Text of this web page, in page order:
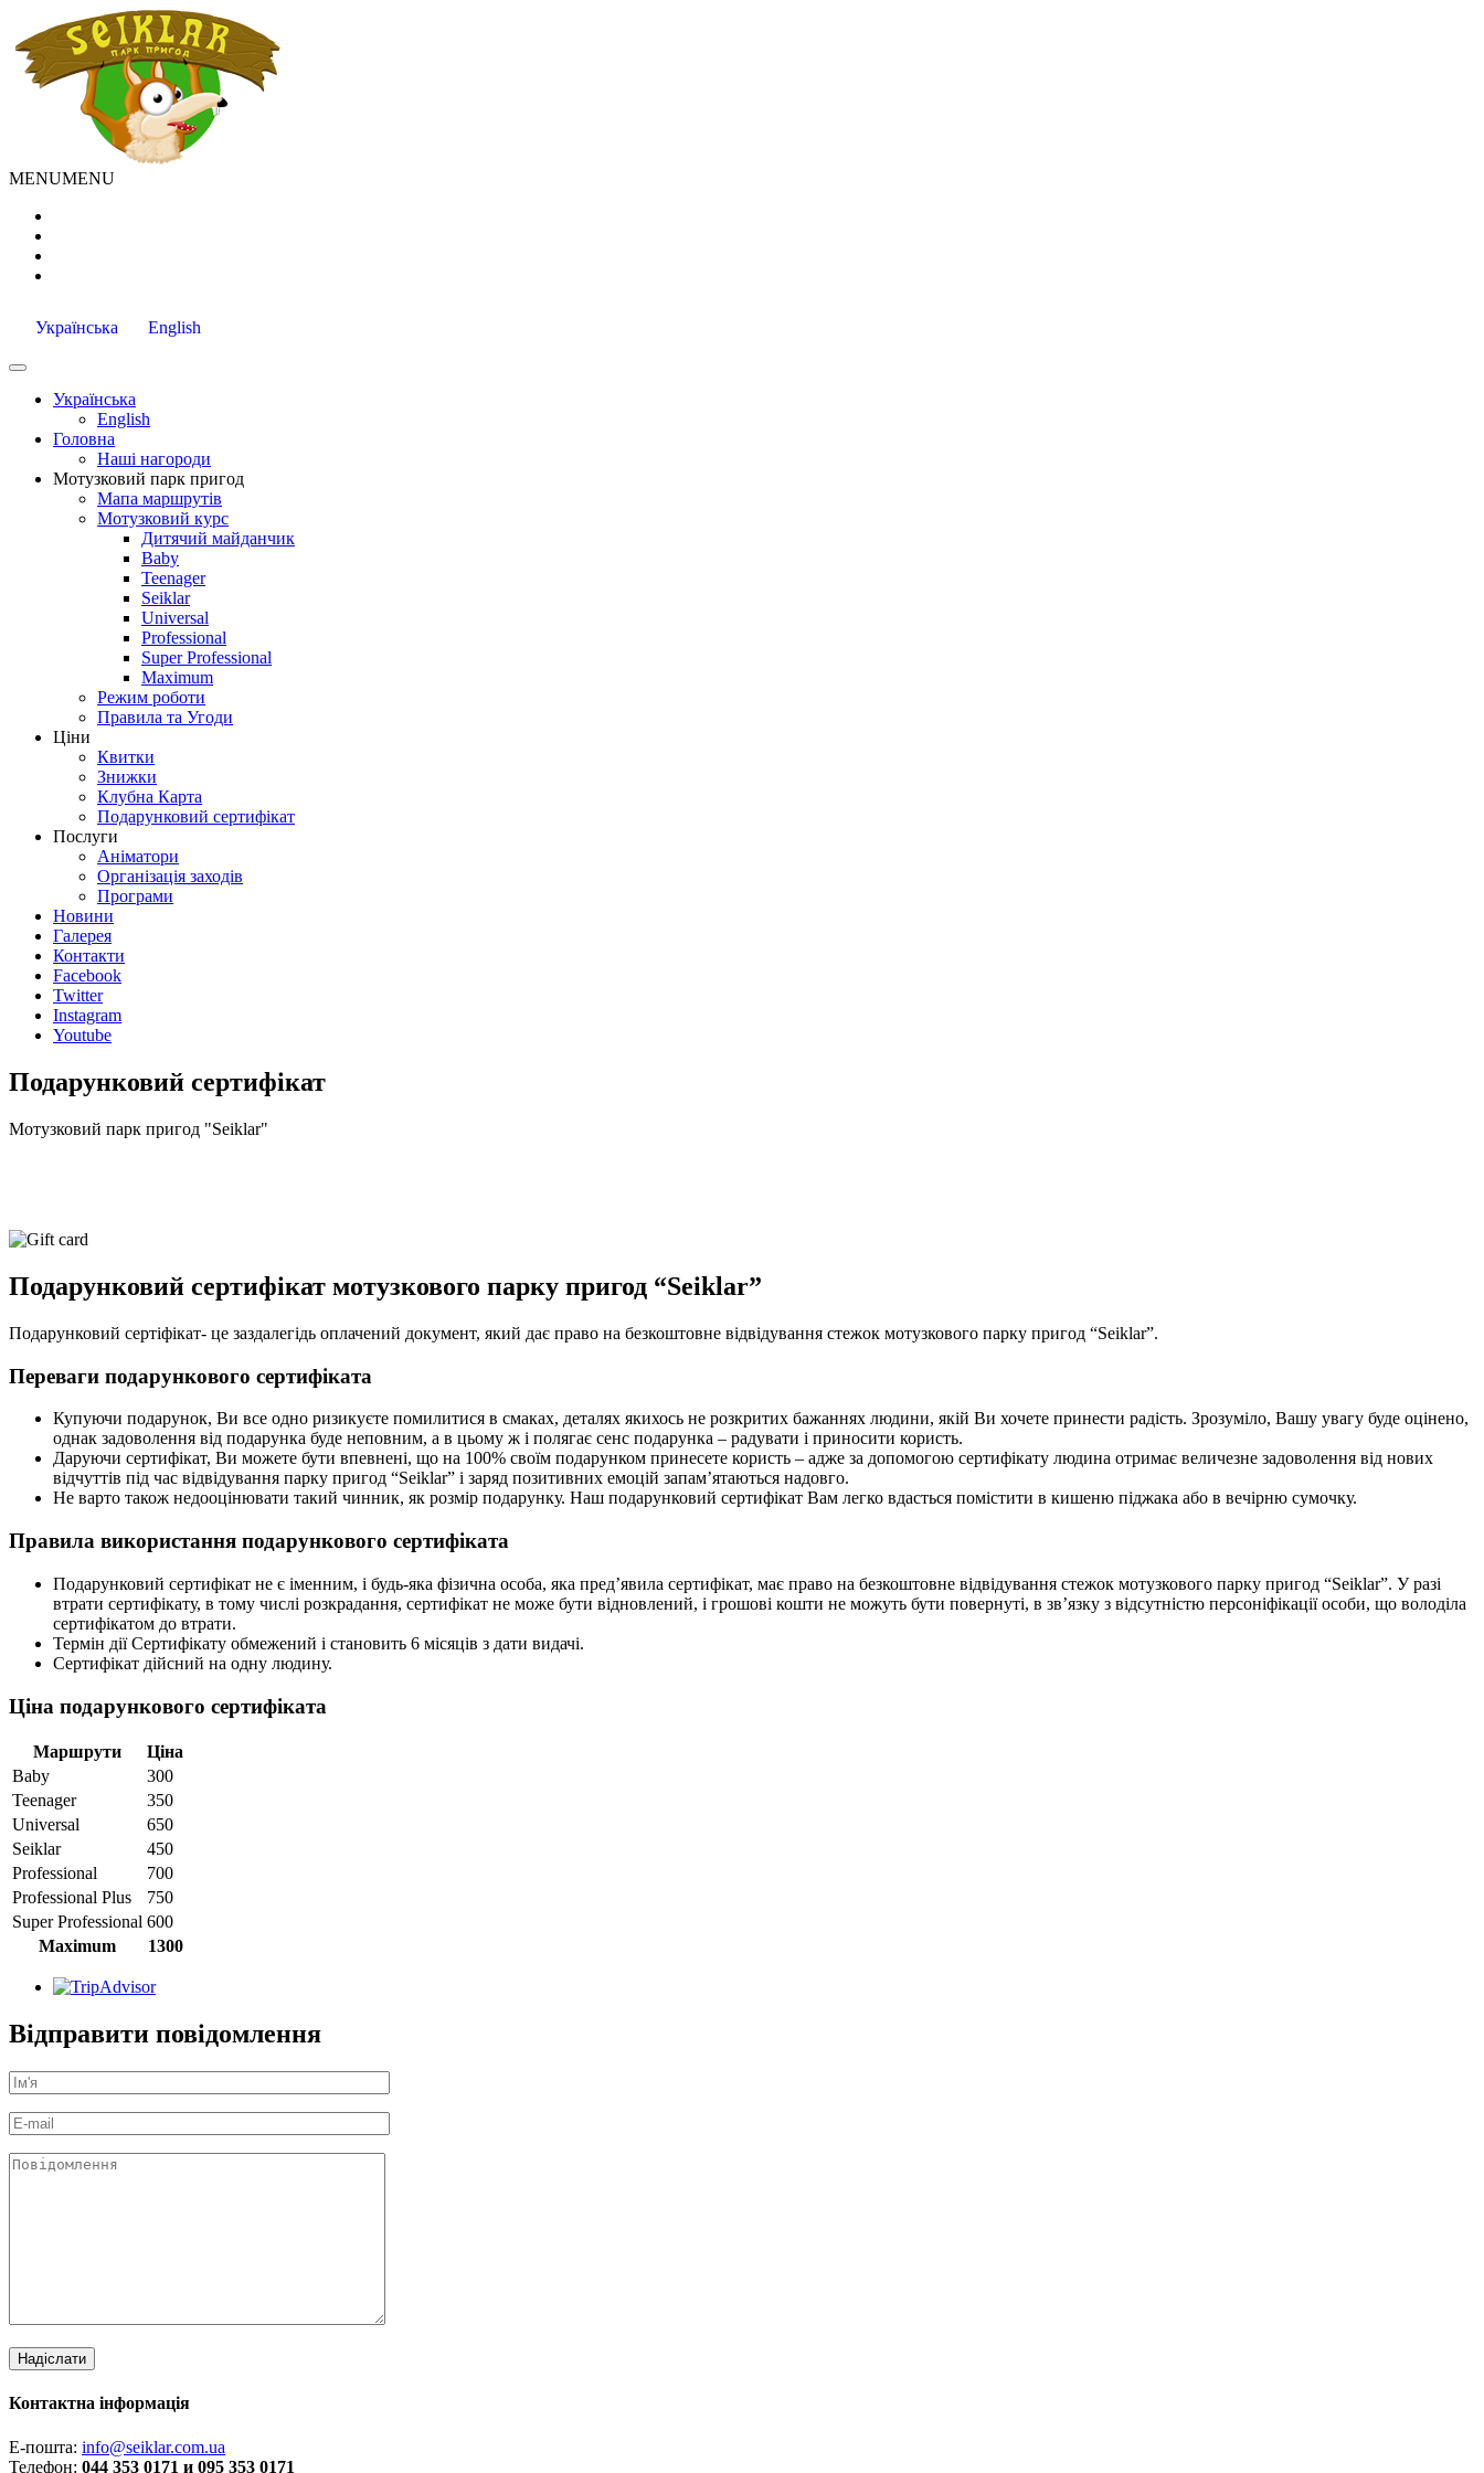
MENUMENU
Українська English
Українська
English
Головна
Наші нагороди
Мотузковий парк пригод
Мапа маршрутів
Мотузковий курс
Дитячий майданчик
Baby
Teenager
Seiklar
Universal
Professional
Super Professional
Maximum
Режим роботи
Правила та Угоди
Ціни
Квитки
Знижки
Клубна Карта
Подарунковий сертифікат
Послуги
Аніматори
Організація заходів
Програми
Новини
Галерея
Контакти
Facebook
Twitter
Instagram
Youtube
Подарунковий сертифікат
Мотузковий парк пригод "Seiklar"
Подарунковий сертифікат мотузкового парку пригод “Seiklar”
Подарунковий сертіфікат- це заздалегідь оплачений документ, який дає право на безкоштовне відвідування стежок мотузкового парку пригод “Seiklar”.
Переваги подарункового сертифіката
Купуючи подарунок, Ви все одно ризикуєте помилитися в смаках, деталях якихось не розкритих бажаннях людини, якій Ви хочете принести радість. Зрозуміло, Вашу увагу буде оцінено,
однак задоволення від подарунка буде неповним, а в цьому ж і полягає сенс подарунка – радувати і приносити користь.
Даруючи сертифікат, Ви можете бути впевнені, що на 100% своїм подарунком принесете користь – адже за допомогою сертифікату людина отримає величезне задоволення від нових
відчуттів під час відвідування парку пригод “Seiklar” і заряд позитивних емоцій запам’ятаються надовго.
Не варто також недооцінювати такий чинник, як розмір подарунку. Наш подарунковий сертифікат Вам легко вдасться помістити в кишеню піджака або в вечірню сумочку.
Правила використання подарункового сертифіката
Подарунковий сертифікат не є іменним, і будь-яка фізична особа, яка пред’явила сертифікат, має право на безкоштовне відвідування стежок мотузкового парку пригод “Seiklar”. У разі
втрати сертифікату, в тому числі розкрадання, сертифікат не може бути відновлений, і грошові кошти не можуть бути повернуті, в зв’язку з відсутністю персоніфікації особи, що володіла
сертифікатом до втрати.
Термін дії Сертифікату обмежений і становить 6 місяців з дати видачі.
Сертифікат дійсний на одну людину.
Ціна подарункового сертифіката
Маршрути
Ціна
Baby
300
Teenager
350
Universal
650
Seiklar
450
Professional
700
Professional Plus
750
Super Professional 600
Maximum
1300
Відправити повідомлення
Контактна інформація
Е-пошта: info@seiklar.com.ua
Телефон: 044 353 0171 и 095 353 0171